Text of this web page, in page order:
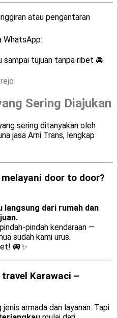
atau pengantaran
WhatsApp:
sampai tujuan tanpa ribet 🚘
Sering Diajukan
sering ditanyakan oleh
jasa Arni Trans, lengkap
door to door?
langsung dari rumah dan
pindah kendaraan —
sudah kami urus.
🚐✨
Karawaci –
armada dan layanan. Tapi